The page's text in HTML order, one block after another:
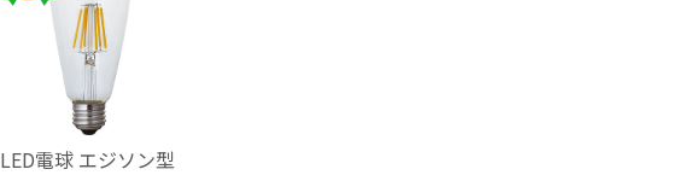
LED電球 エジソン型